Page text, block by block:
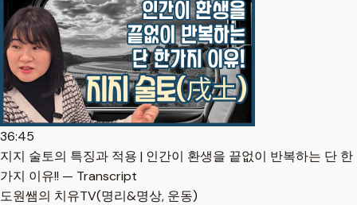
36:45
지지 술토의 특징과 적용 | 인간이 환생을 끝없이 반복하는 단 한
가지 이유!! — Transcript
도원쌤의 치유TV(명리&명상, 운동)